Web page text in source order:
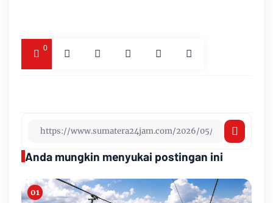
0
Anda mungkin menyukai postingan ini